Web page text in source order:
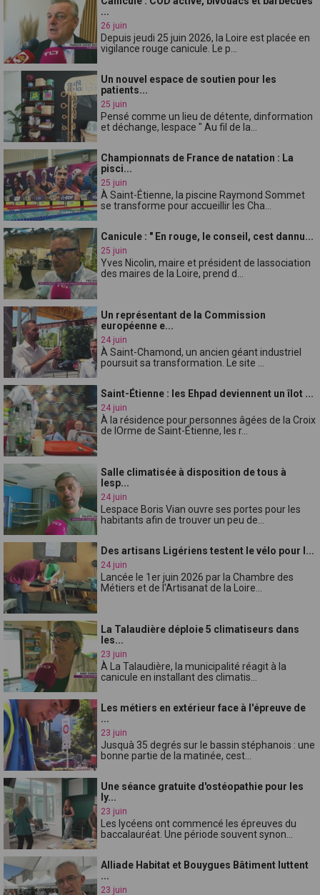
...
26 juin
Depuis jeudi 25 juin 2026, la Loire est placée en
vigilance rouge canicule. Le p...
Un nouvel espace de soutien pour les
patients...
25 juin
Pensé comme un lieu de détente, dinformation
et déchange, lespace " Au fil de la...
Championnats de France de natation : La
pisci...
25 juin
À Saint-Étienne, la piscine Raymond Sommet
se transforme pour accueillir les Cha...
Canicule : " En rouge, le conseil, cest dannu...
25 juin
Yves Nicolin, maire et président de lassociation
des maires de la Loire, prend d...
Un représentant de la Commission
européenne e...
24 juin
À Saint-Chamond, un ancien géant industriel
poursuit sa transformation. Le site ...
Saint-Étienne : les Ehpad deviennent un îlot ...
24 juin
À la résidence pour personnes âgées de la Croix
de lOrme de Saint-Étienne, les r...
Salle climatisée à disposition de tous à
lesp...
24 juin
Lespace Boris Vian ouvre ses portes pour les
habitants afin de trouver un peu de...
Des artisans Ligériens testent le vélo pour l...
24 juin
Lancée le 1er juin 2026 par la Chambre des
Métiers et de l'Artisanat de la Loire...
La Talaudière déploie 5 climatiseurs dans
les...
23 juin
À La Talaudière, la municipalité réagit à la
canicule en installant des climatis...
Les métiers en extérieur face à l'épreuve de
...
23 juin
Jusquà 35 degrés sur le bassin stéphanois : une
bonne partie de la matinée, cest...
Une séance gratuite d'ostéopathie pour les
ly...
23 juin
Les lycéens ont commencé les épreuves du
baccalauréat. Une période souvent synon...
Alliade Habitat et Bouygues Bâtiment luttent
...
23 juin